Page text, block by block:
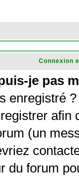
Connexion
je pas
enregistré
afin
(un
du forum